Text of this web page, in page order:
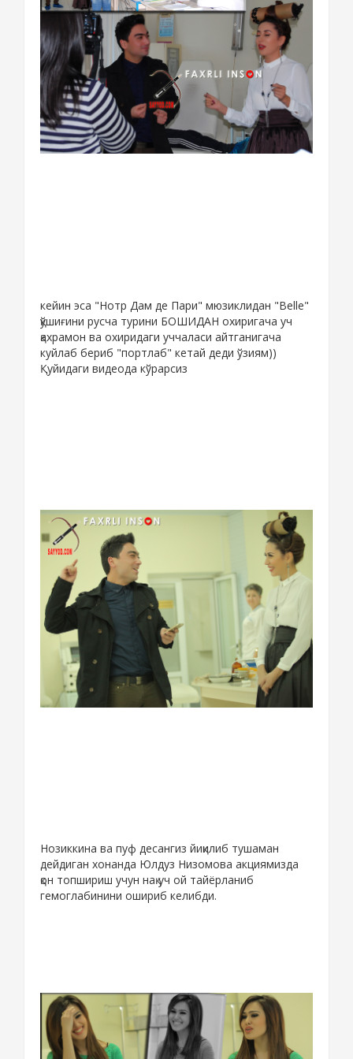
кейин эса "Нотр Дам де Пари" мюзиклидан "Belle"
қўшиғини русча турини БОШИДАН охиригача уч
қахрамон ва охиридаги уччаласи айтганигача
куйлаб бериб "портлаб" кетай деди ўзиям))
Қуйидаги видеода кўрарсиз
Нозиккина ва пуф десангиз йиқилиб тушаман
дейдиган хонанда Юлдуз Низомова акциямизда
қон топшириш учун нақ уч ой тайёрланиб
гемоглабинини ошириб келибди.